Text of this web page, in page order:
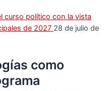
curso político con la vista
de 2027 28 de julio de
como